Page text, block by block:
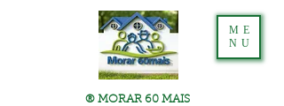
® MORAR 60 MAIS
ME
NU